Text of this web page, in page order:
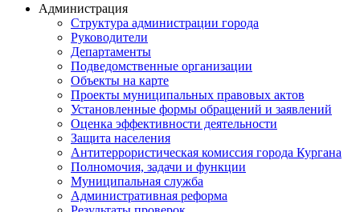
Администрация
Структура администрации города
Руководители
Департаменты
Подведомственные организации
Объекты на карте
Проекты муниципальных правовых актов
Установленные формы обращений и заявлений
Оценка эффективности деятельности
Защита населения
Антитеррористическая комиссия города Кургана
Полномочия, задачи и функции
Муниципальная служба
Административная реформа